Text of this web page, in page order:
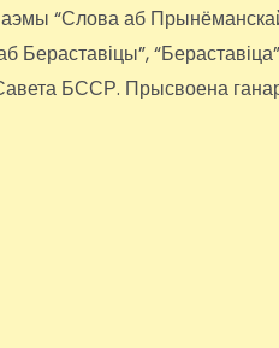
“Слова аб
Бераставіцы”,
БССР. Прысвоена